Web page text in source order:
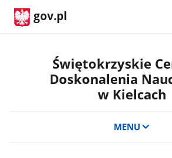
gov.pl
Świętokrzyskie
Doskonalenia
w Kielcach
MENU